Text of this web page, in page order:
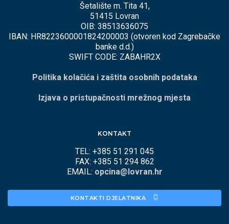
Šetalište m. Tita 41,
51415 Lovran
OIB: 38513636075
IBAN: HR8223600001824200003 (otvoren kod Zagrebačke
banke d.d.)
SWIFT CODE: ZABAHR2X
Politika kolačića i zaštita osobnih podataka
Izjava o pristupačnosti mrežnog mjesta
KONTAKT
TEL: +385 51 291 045
FAX: +385 51 294 862
EMAIL: opcina@lovran.hr
KONTAKTI DJELATNIKA